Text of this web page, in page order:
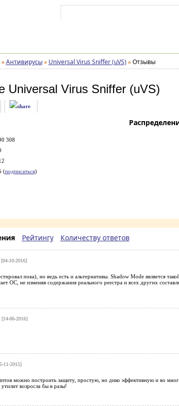
» Антивирусы » Universal Virus Sniffer (uVS) » Отзывы
Universal Virus Sniffer (uVS)
308
(подписаться)
Рейтингу Количеству ответов
10-2016]
пока), но ведь есть и альтернативы. Shadow Mode является
ОС, не изменяя содержания реального реестра и всех других
[14-06-2016]
11-2015]
можно построить защиту, простую, но дико эффективную и во
возросла бы в разы!